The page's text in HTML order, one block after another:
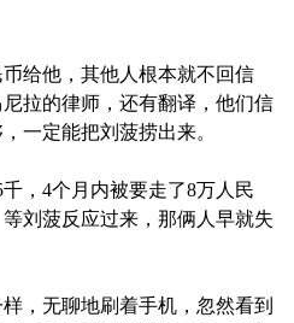
给他，其他人根本就不回信
拉的律师，还有翻译，他们信
一定能把刘菠捞出来。
，4个月内被要走了8万人民
刘菠反应过来，那俩人早就失
，无聊地刷着手机，忽然看到